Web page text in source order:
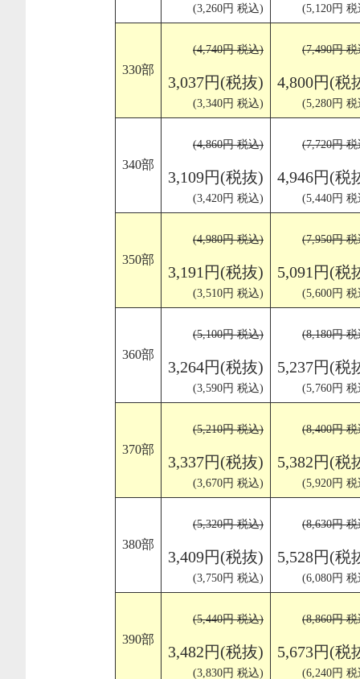
(3,260円 税込) (5,120円
330部
(4,740円 税込)
3,037円(税抜)
(3,340円 税込)
(7,490円
4,800円(税
(5,280円
340部
(4,860円 税込)
3,109円(税抜)
(3,420円 税込)
(7,720円
4,946円(税
(5,440円
350部
(4,980円 税込)
3,191円(税抜)
(3,510円 税込)
(7,950円
5,091円(税
(5,600円
360部
(5,100円 税込)
3,264円(税抜)
(3,590円 税込)
(8,180円
5,237円(税
(5,760円
370部
(5,210円 税込)
3,337円(税抜)
(3,670円 税込)
(8,400円
5,382円(税
(5,920円
380部
(5,320円 税込)
3,409円(税抜)
(3,750円 税込)
(8,630円
5,528円(税
(6,080円
390部
(5,440円 税込)
3,482円(税抜)
(3,830円 税込)
(8,860円
5,673円(税
(6,240円